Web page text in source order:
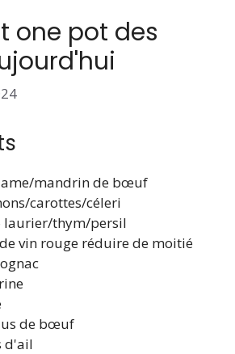
one pot des
mandrin de bœuf
carottes/céleri
laurier/thym/persil
vin rouge réduire de moitié
de bœuf
d'ail